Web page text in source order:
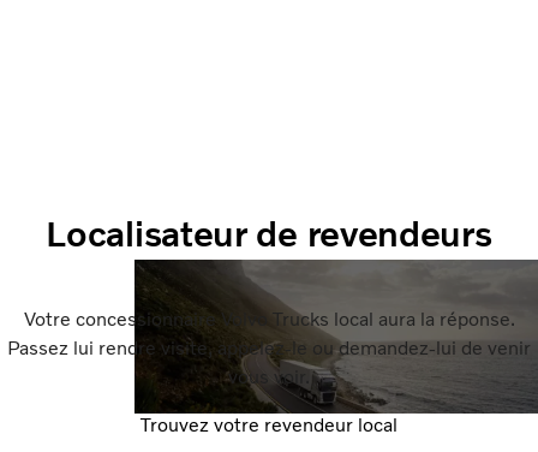
Localisateur de revendeurs
Votre concessionnaire Volvo Trucks local aura la réponse.
Passez lui rendre visite, appelez-le ou demandez-lui de venir
vous voir.
Trouvez votre revendeur local